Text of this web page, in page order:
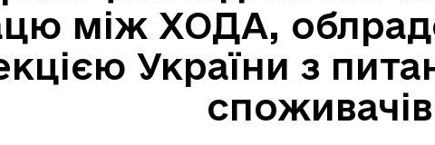
між ХОДА,
України з
споживачів